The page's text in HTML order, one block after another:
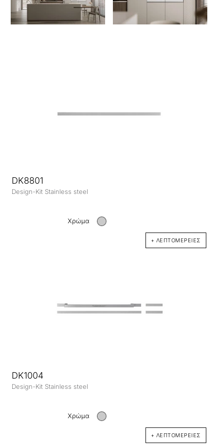
DK8801
Design-Kit Stainless steel
Χρώμα
+ ΛΕΠΤΟΜΈΡΕΙΕΣ
DK1004
Design-Kit Stainless steel
Χρώμα
+ ΛΕΠΤΟΜΈΡΕΙΕΣ